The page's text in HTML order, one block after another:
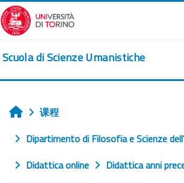
跳到主要内容
Scuola di Scienze Umanistiche
首页课程
Dipartimento di Filosofia e Scienze
Didattica online
Didattica anni